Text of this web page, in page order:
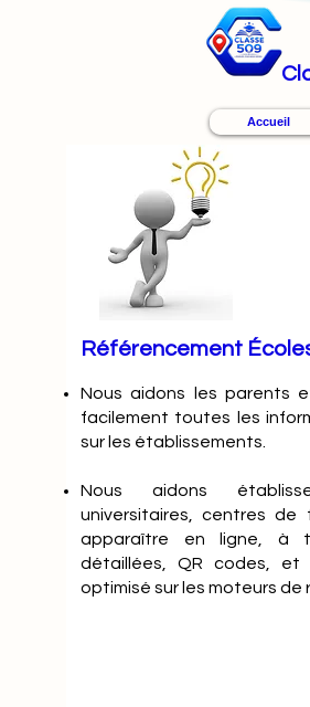
Accueil
Référencement
Nousaidons les parents
facilement toutes les
sur les établissements.
Nous aidons
universitaires, centres de
apparaître en ligne, à
détaillées, QR codes, et
optimisé sur les moteurs de